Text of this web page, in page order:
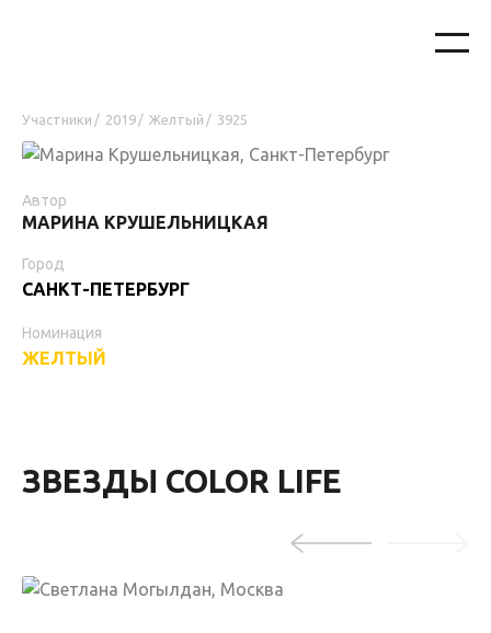
Участники / 2019 / Желтый / 3925
Автор
МАРИНА КРУШЕЛЬНИЦКАЯ
Город
САНКТ-ПЕТЕРБУРГ
Номинация
ЖЕЛТЫЙ
ЗВЕЗДЫ COLOR LIFE